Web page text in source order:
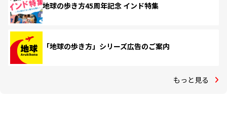
地球の歩き方45周年記念 インド特集
「地球の歩き方」シリーズ広告のご案内
もっと見る